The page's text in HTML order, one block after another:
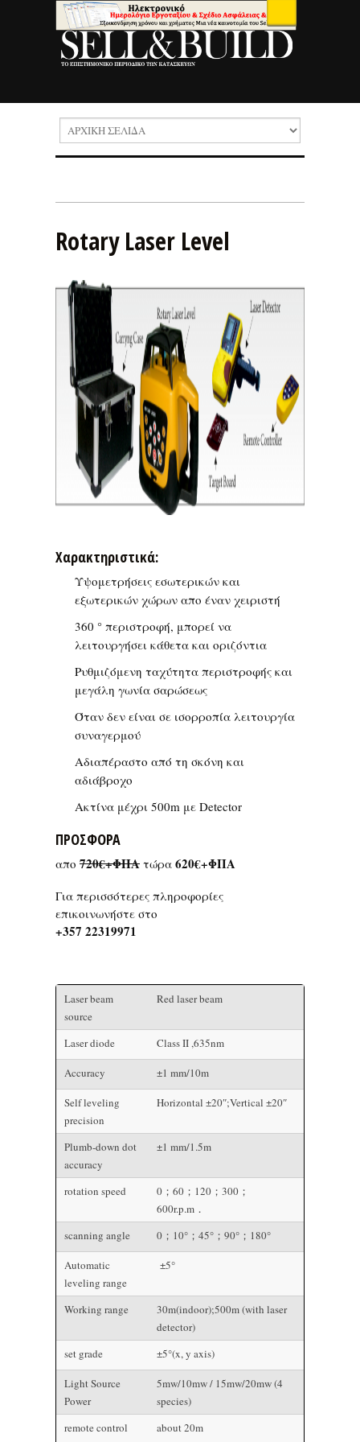
Rotary Laser Level
Χαρακτηριστικά:
Υψομετρήσεις εσωτερικών και
εξωτερικών χώρων απο έναν χειριστή
360 ° περιστροφή, μπορεί να
λειτουργήσει κάθετα και οριζόντια
Ρυθμιζόμενη ταχύτητα περιστροφής και
μεγάλη γωνία σαρώσεως
Όταν δεν είναι σε ισορροπία λειτουργία
συναγερμού
Αδιαπέραστο από τη σκόνη και
αδιάβροχο
Ακτίνα μέχρι 500m με Detector
ΠΡΟΣΦΟΡΑ
απο 720€+ΦΠΑ τώρα 620€+ΦΠΑ
Για περισσότερες πληροφορίες
επικοινωνήστε στο
+357 22319971
Laser beam
source
Red laser beam
Laser diode Class II ,635nm
Accuracy ±1 mm/10m
Self leveling
precision
Horizontal ±20″;Vertical ±20″
Plumb-down dot
accuracy
±1 mm/1.5m
rotation speed
0；60；120；300；
600r.p.m．
scanning angle
0；10°；45°；90°；180°
Automatic
leveling range
±5°
Working range
30m(indoor);500m (with laser
detector)
set grade
±5°(x, y axis)
Light Source
Power
5mw/10mw / 15mw/20mw (4
species)
remote control
about 20m